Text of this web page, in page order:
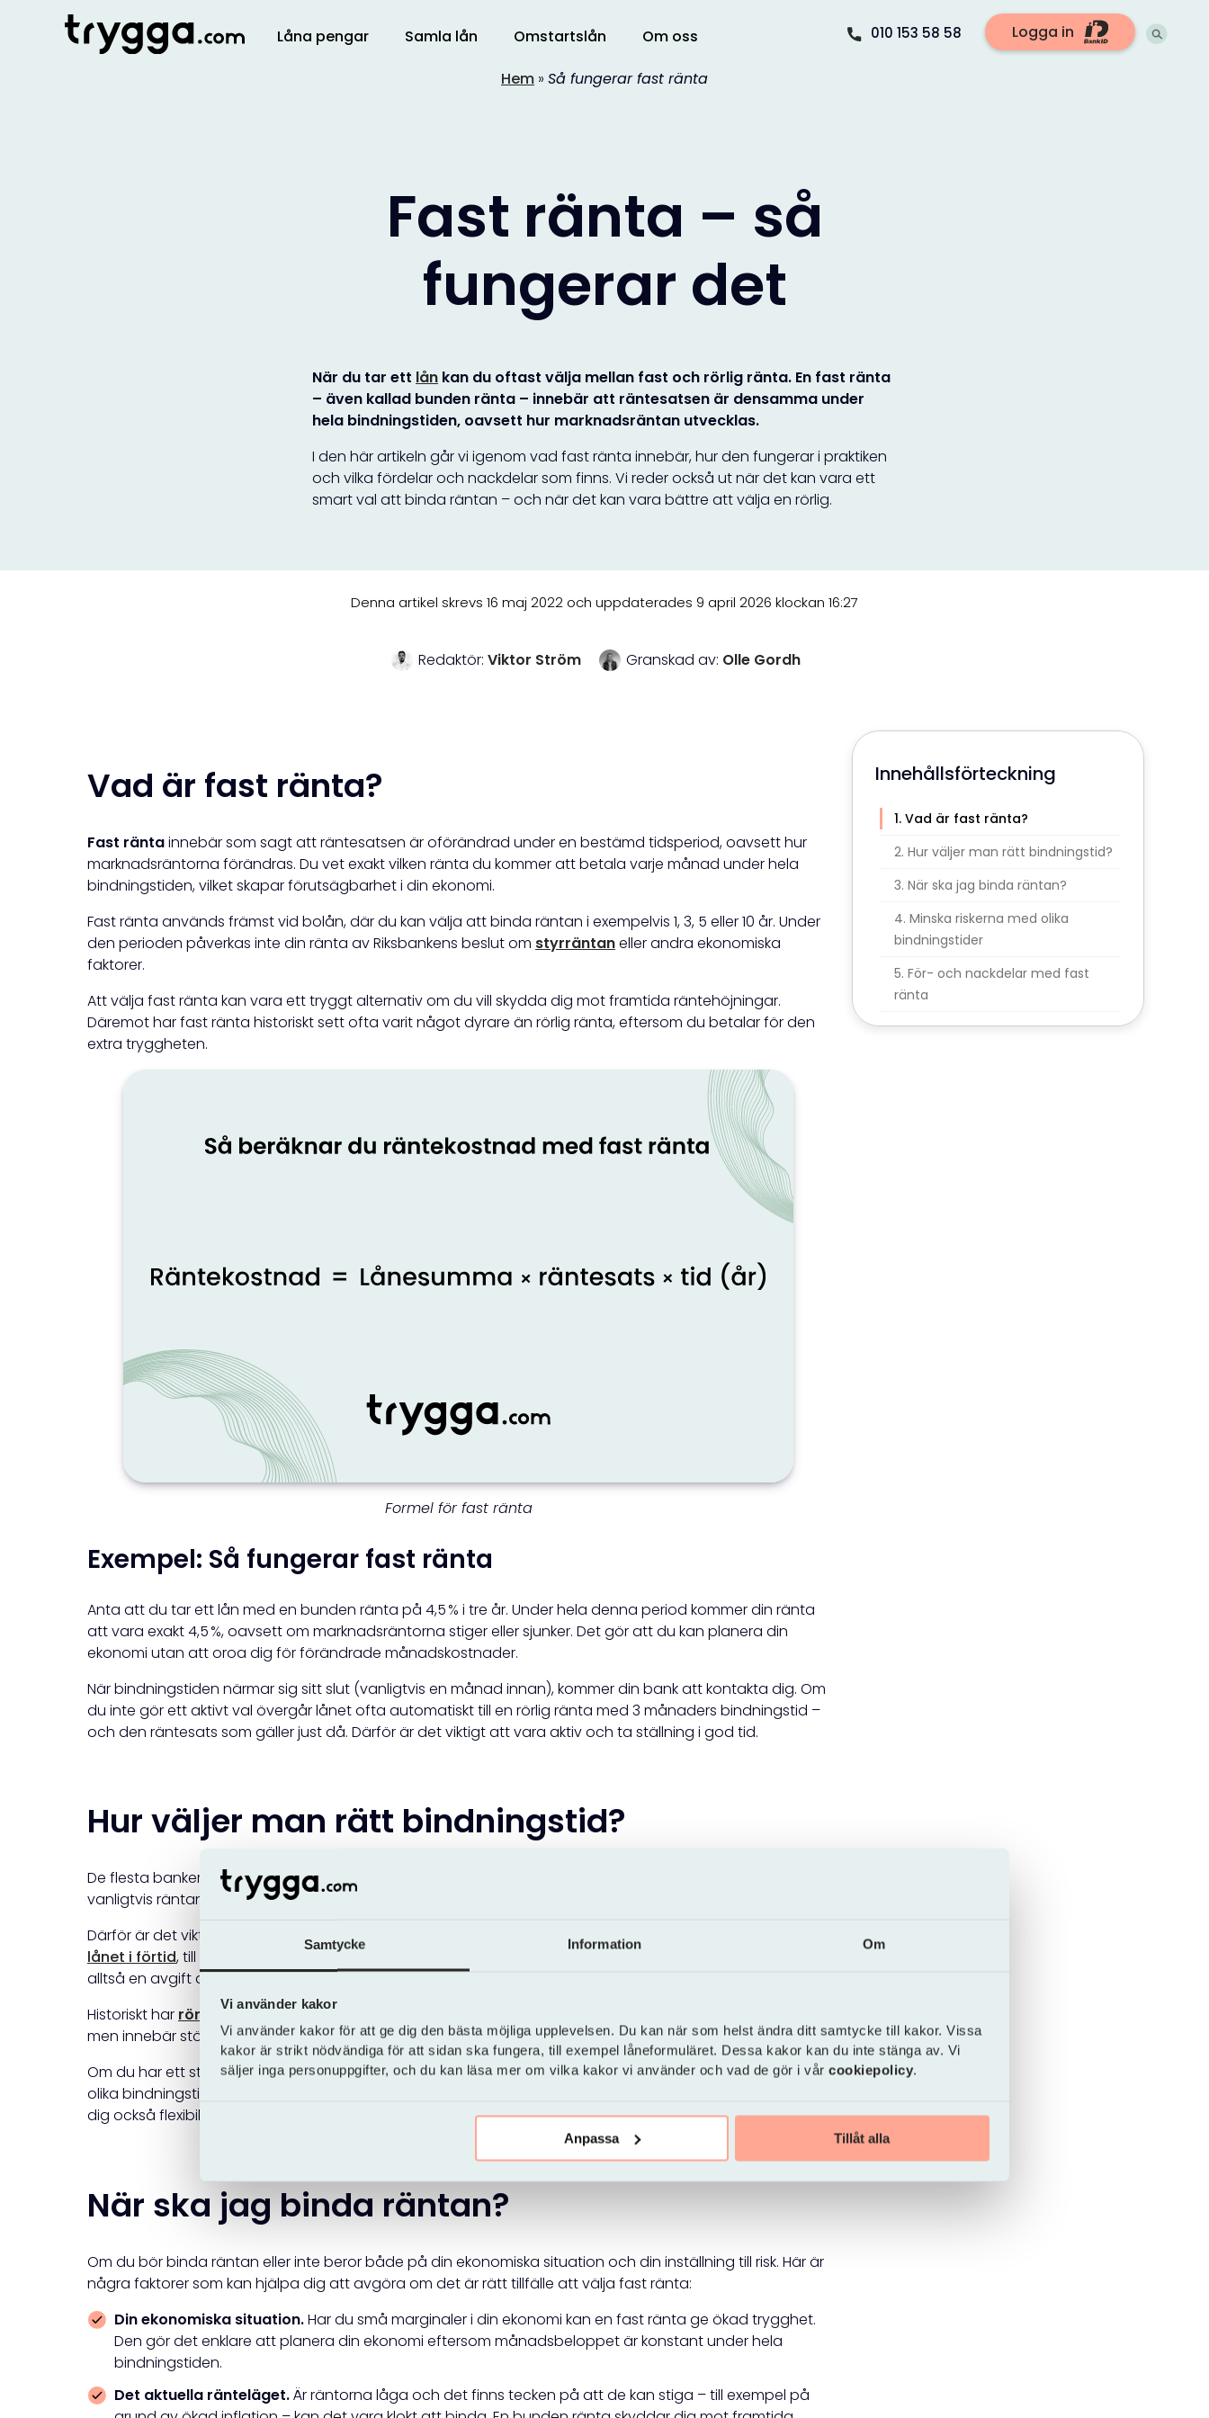
Samtycke Information Om
Vi använder kakor
Vi använder kakor för att ge dig den bästa möjliga upplevelsen. Du kan när som helst ändra ditt samtycke till kakor. Vissa
kakor är strikt nödvändiga för att sidan ska fungera, till exempel låneformuläret. Dessa kakor kan du inte stänga av. Vi
säljer inga personuppgifter, och du kan läsa mer om vilka kakor vi använder och vad de gör i vår cookiepolicy.
Anpassa Tillåt alla
Låna pengar Samla lån Omstartslån Om oss 010 153 58 58 Logga in
Hem » Så fungerar fast ränta
Fast ränta – så
fungerar det
När du tar ett lån kan du oftast välja mellan fast och rörlig ränta. En fast ränta
– även kallad bunden ränta – innebär att räntesatsen är densamma under
hela bindningstiden, oavsett hur marknadsräntan utvecklas.
I den här artikeln går vi igenom vad fast ränta innebär, hur den fungerar i praktiken
och vilka fördelar och nackdelar som finns. Vi reder också ut när det kan vara ett
smart val att binda räntan – och när det kan vara bättre att välja en rörlig.
Denna artikel skrevs 16 maj 2022 och uppdaterades 9 april 2026 klockan 16:27
Redaktör: Viktor Ström Granskad av: Olle Gordh
Innehållsförteckning
Vad är fast ränta?
Hur väljer man rätt bindningstid?
När ska jag binda räntan?
Minska riskerna med olika
bindningstider
För- och nackdelar med fast
ränta
Vad är fast ränta?
Fast räntainnebär som sagt att räntesatsen är oförändrad under en bestämd tidsperiod, oavsett hur
marknadsräntorna förändras. Du vet exakt vilken ränta du kommer att betala varje månad under hela
bindningstiden, vilket skapar förutsägbarhet i din ekonomi.
Fast ränta används främst vid bolån, där du kan välja att binda räntan i exempelvis 1, 3, 5 eller 10 år. Under
den perioden påverkas inte din ränta av Riksbankens beslut om styrräntaneller andra ekonomiska
faktorer.
Att välja fast ränta kan vara ett tryggt alternativ om du vill skydda dig mot framtida räntehöjningar.
Däremot har fast ränta historiskt sett ofta varit något dyrare än rörlig ränta, eftersom du betalar för den
extra tryggheten.
Formel för fast ränta
Exempel: Så fungerar fast ränta
Anta att du tar ett lån med en bunden ränta på 4,5 % i tre år. Under hela denna period kommer din ränta
att vara exakt 4,5 %, oavsett om marknadsräntorna stiger eller sjunker. Det gör att du kan planera din
ekonomi utan att oroa dig för förändrade månadskostnader.
När bindningstiden närmar sig sitt slut (vanligtvis en månad innan), kommer din bank att kontakta dig. Om
du inte gör ett aktivt val övergår lånet ofta automatiskt till en rörlig ränta med 3 månaders bindningstid –
och den räntesats som gäller just då. Därför är det viktigt att vara aktiv och ta ställning i god tid.
Hur väljer man rätt bindningstid?
De flesta banker erbjuder bindningstider från 1 till 10 år. Ju längre
vanligtvis räntan – eftersom banken tar en större risk och låser kapital under en längre period.
Därför är det viktigt att du noggrant funderar på hur länge du vill binda räntan. Om du skulle vilja
lånet i förtid, till exempel vid en bostadsförsäljning, kan det tillkomma en
alltså en avgift du betalar för att bryta avtalet i förtid.
Historiskt har rörlig ränta(3-månaders bindningstid) och kortare fasta räntor ofta varit billigare i längden,
men innebär större osäkerhet om räntan stiger. Fast ränta ger trygghet i din ekonomi, men kostar lite mer.
Om du har ett större lån – exempelvis ett bolån – kan det vara klokt att dela upp lånet i flera delar med
olika bindningstider. På så vis kan du sprida risken och exempelvis kombinera fast och rörlig ränta. Det ger
dig också flexibilitet att lösa en del av lånet tidigare, utan att hela summan påverkas.
När ska jag binda räntan?
Om du bör binda räntan eller inte beror både på din ekonomiska situation och din inställning till risk. Här är
några faktorer som kan hjälpa dig att avgöra om det är rätt tillfälle att välja fast ränta:
Din ekonomiska situation.Har du små marginaler i din ekonomi kan en fast ränta ge ökad trygghet.
Den gör det enklare att planera din ekonomi eftersom månadsbeloppet är konstant under hela
bindningstiden.
Det aktuella ränteläget.Är räntorna låga och det finns tecken på att de kan stiga – till exempel på